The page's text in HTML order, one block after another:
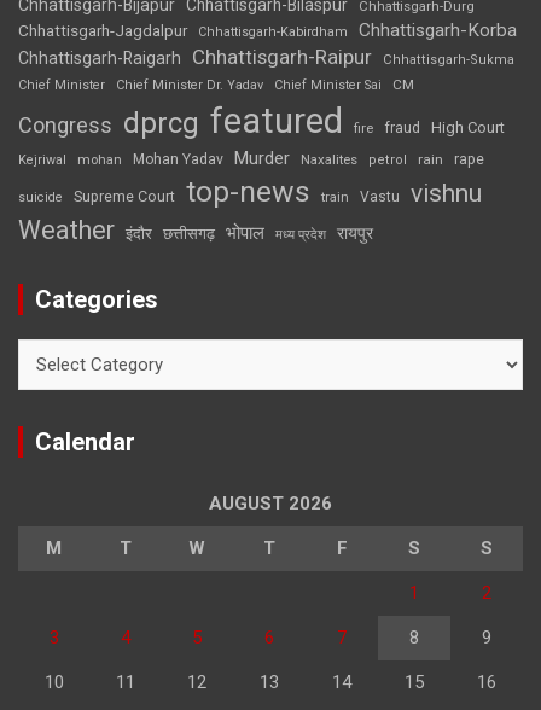
Chhattisgarh-Bijapur Chhattisgarh-Bilaspur Chhattisgarh-Durg
Chhattisgarh-Jagdalpur Chhattisgarh-Kabirdham Chhattisgarh-Korba
Chhattisgarh-Raigarh Chhattisgarh-Raipur
Chhattisgarh-Sukma
Chief Minister
Chief Minister Dr. Yadav Chief Minister Sai CM
Congress dprcg featured fire fraud High Court
Kejriwal mohan Mohan Yadav Murder Naxalites petrol rain rape
suicide Supreme Court top-news train Vastu vishnu
Weather इंदौर छत्तीसगढ़ भोपाल मध्य प्रदेश रायपुर
Categories
Calendar
AUGUST 2026
M T W T F S S
1 2
3 4 5 6 7 8 9
10 11 12 13 14 15 16